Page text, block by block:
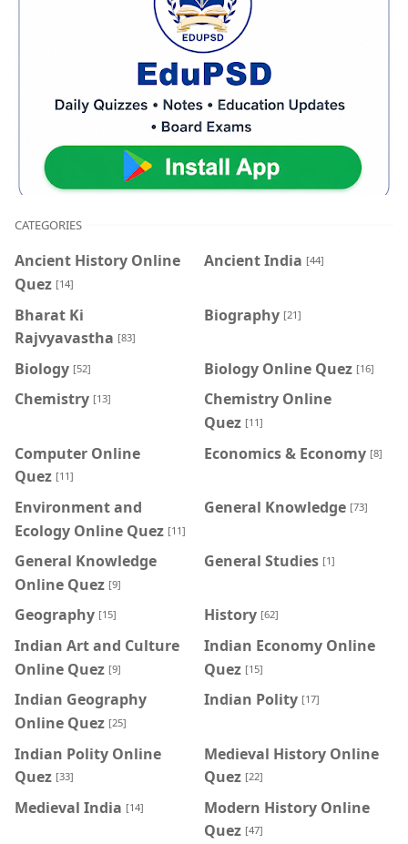
CATEGORIES
Ancient History Online
Quez [14]
Ancient India [44]
Bharat Ki
Rajvyavastha [83]
Biography [21]
Biology [52] Biology Online Quez [16]
Chemistry [13]
Chemistry Online
Quez [11]
Computer Online
Quez [11]
Economics & Economy [8]
Environment and
Ecology Online Quez [11]
General Knowledge [73]
General Knowledge
Online Quez [9]
General Studies [1]
Geography [15] History [62]
Indian Art and Culture
Online Quez [9]
Indian Economy Online
Quez [15]
Indian Geography
Online Quez [25]
Indian Polity [17]
Indian Polity Online
Quez [33]
Medieval History Online
Quez [22]
Medieval India [14]
Modern History Online
Quez [47]